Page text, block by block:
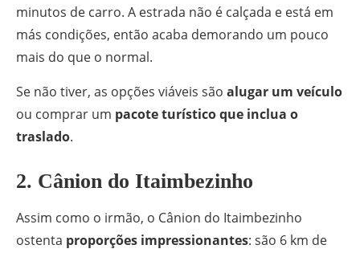
minutos de carro. A estrada não é calçada e está em
más condições, então acaba demorando um pouco
mais do que o normal.
Se não tiver, as opções viáveis são alugar um veículo
ou comprar um pacote turístico que inclua o
traslado.
2. Cânion do Itaimbezinho
Assim como o irmão, o Cânion do Itaimbezinho
ostenta proporções impressionantes: são 6 km de